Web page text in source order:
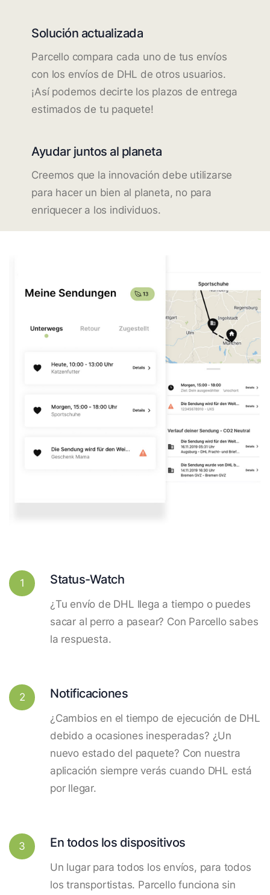
Solución actualizada
Parcello compara cada uno de tus envíos
con los envíos de DHL de otros usuarios.
¡Así podemos decirte los plazos de entrega
estimados de tu paquete!
Ayudar juntos al planeta
Creemos que la innovación debe utilizarse
para hacer un bien al planeta, no para
enriquecer a los individuos.
1 Status-Watch
¿Tu envío de DHL llega a tiempo o puedes
sacar al perro a pasear? Con Parcello sabes
la respuesta.
2 Notificaciones
¿Cambios en el tiempo de ejecución de DHL
debido a ocasiones inesperadas? ¿Un
nuevo estado del paquete? Con nuestra
aplicación siempre verás cuando DHL está
por llegar.
3 En todos los dispositivos
Un lugar para todos los envíos, para todos
los transportistas. Parcello funciona sin